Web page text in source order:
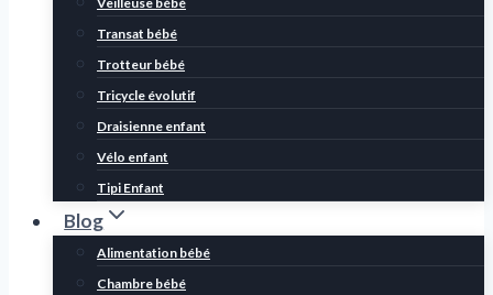
Transat bébé
Trotteur bébé
Tricycle évolutif
Draisienne enfant
Vélo enfant
Tipi Enfant
Blog
Alimentation bébé
Chambre bébé